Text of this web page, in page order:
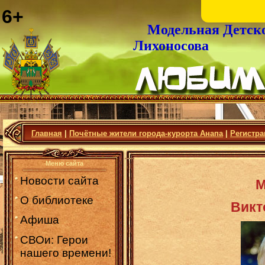
6+
Модельная
Лихоносова
Главная Почётные жители города-курорта Анапа|
Меню сайта
Новости сайта
О библиотеке
Афиша
СВОи: Герои
нашего времени!